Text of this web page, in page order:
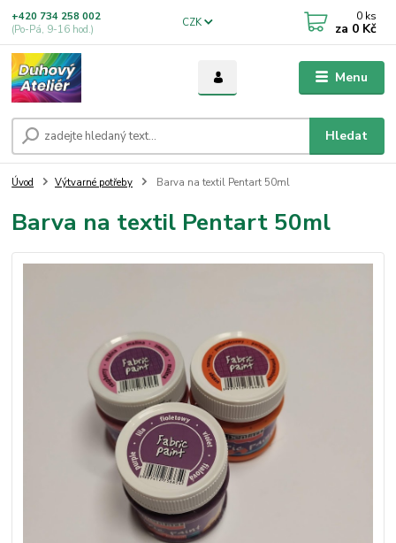
Menu
CZK
Hledat
+420 734 258 002
(Po-Pá, 9-16 hod.)
0 ks
za 0 Kč
Úvod Výtvarné potřeby Barva na textil Pentart 50ml
Barva na textil Pentart 50ml